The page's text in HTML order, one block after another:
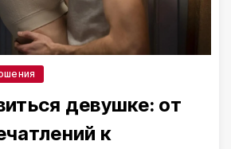
девушке: от
к